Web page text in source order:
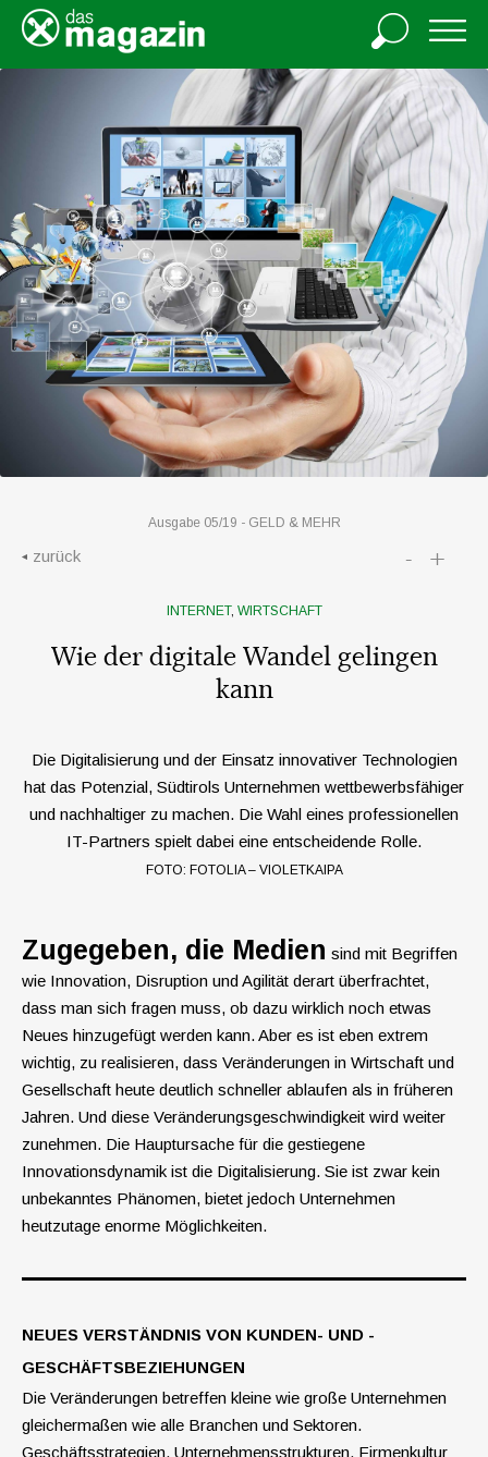
Ausgabe 05/19 - GELD & MEHR
zurück - +
INTERNET, WIRTSCHAFT
Wie der digitale Wandel gelingen
kann
Die Digitalisierung und der Einsatz innovativer Technologien
hat das Potenzial, Südtirols Unternehmen wettbewerbsfähiger
und nachhaltiger zu machen. Die Wahl eines professionellen
IT-Partners spielt dabei eine entscheidende Rolle.
FOTO: FOTOLIA – VIOLETKAIPA
Zugegeben, die Medien sind mit Begriffen
wie Innovation, Disruption und Agilität derart überfrachtet,
dass man sich fragen muss, ob dazu wirklich noch etwas
Neues hinzugefügt werden kann. Aber es ist eben extrem
wichtig, zu realisieren, dass Veränderungen in Wirtschaft und
Gesellschaft heute deutlich schneller ab­laufen als in früheren
Jahren. Und diese Veränderungsgeschwindigkeit wird weiter
zunehmen. Die Hauptursache für die gestiegene
Innovationsdynamik ist die Digitalisierung. Sie ist zwar kein
unbekanntes Phänomen, bietet jedoch Unter­nehmen
heutzutage enorme Möglichkeiten.
NEUES VERSTÄNDNIS VON KUNDEN- UND ­
GESCHÄFTSBEZIEHUNGEN
Die Veränderungen betreffen kleine wie große Unternehmen
gleichermaßen wie alle Branchen und Sektoren.
Geschäftsstrategien, Unternehmensstrukturen, Firmenkultur